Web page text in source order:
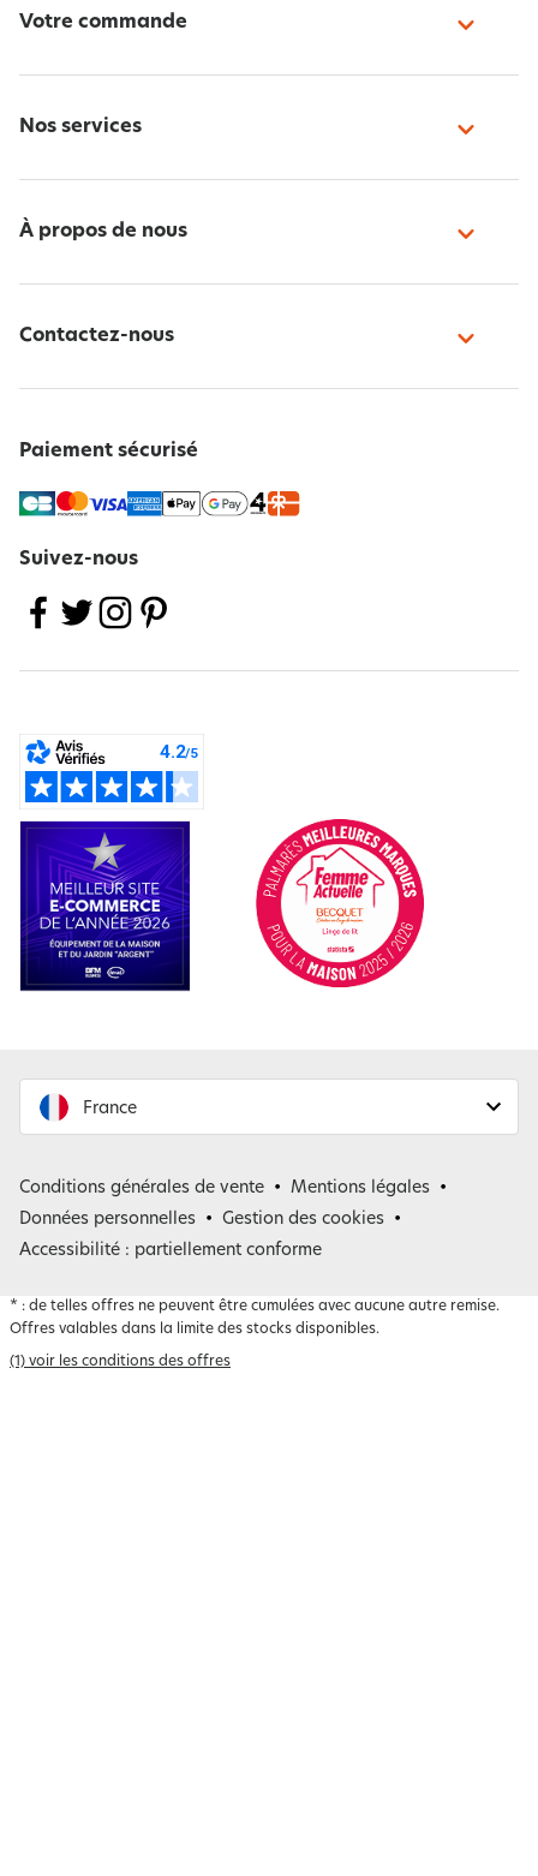
Votre commande
Nos services
À propos de nous
Contactez-nous
Paiement sécurisé
Suivez-nous
France
Belgique
Conditions générales de vente
Mentions légales
Données personnelles
Gestion des cookies
Accessibilité : partiellement conforme
* : de telles offres ne peuvent être cumulées avec aucune autre remise.
Offres valables dans la limite des stocks disponibles.
(1) voir les conditions des offres